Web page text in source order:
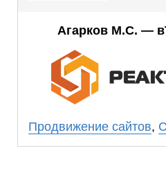
Работа выполнена
Планируем в
продвижение в ООО
Агарков М.С. —
Продвижение сайтов,